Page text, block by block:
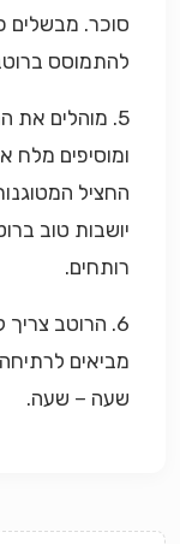
סוכר. מבשלים
להתמוסס
ומוסיפים מלח
החציל
יושבות טוב
רותחים.
6. הרוטב
מביאים
שעה – שעה.